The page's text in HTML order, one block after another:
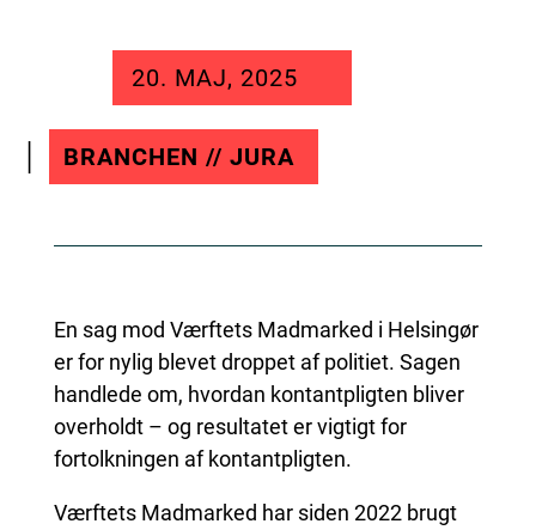
20. MAJ, 2025
BRANCHEN // JURA
En sag mod Værftets Madmarked i Helsingør
er for nylig blevet droppet af politiet. Sagen
handlede om, hvordan kontantpligten bliver
overholdt – og resultatet er vigtigt for
fortolkningen af kontantpligten.
Værftets Madmarked har siden 2022 brugt